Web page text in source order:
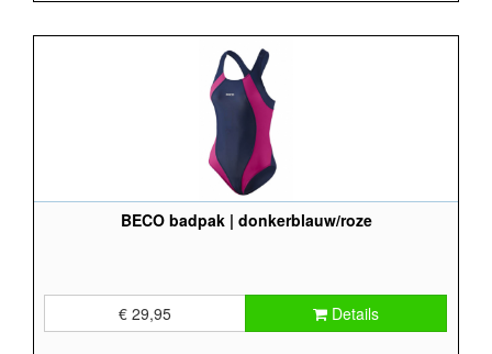
BECO badpak | donkerblauw/roze
€ 29,95 Details